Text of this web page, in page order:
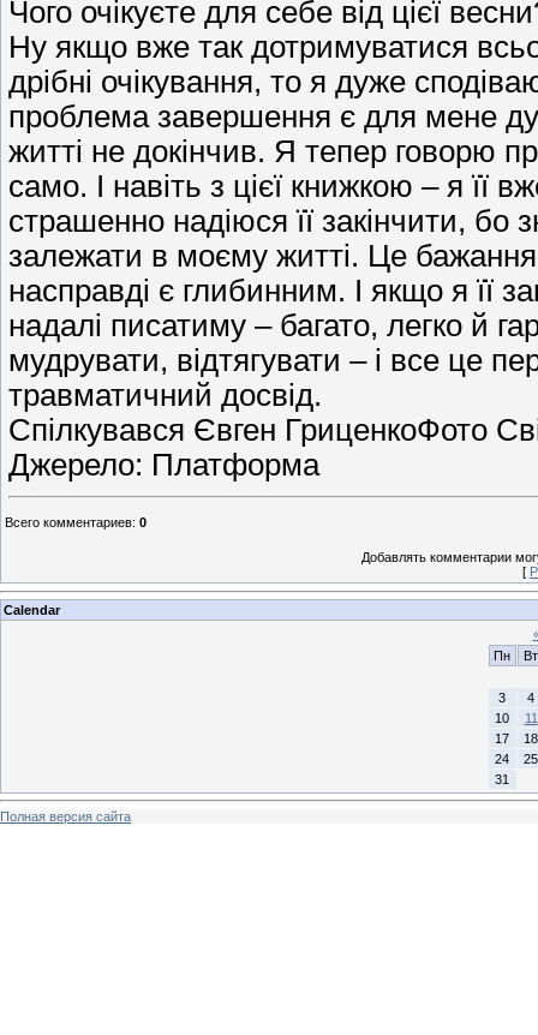
Чого очікуєте для себе від цієї
Ну якщо вже так дотримуватися
дрібні очікування, то я дуже
проблема завершення є для мене
житті не докінчив. Я тепер говорю
само. І навіть з цієї книжкою – я її
страшенно надіюся її закінчити, бо
залежати в моєму житті. Це
насправді є глибинним. І якщо я її
надалі писатиму – багато, легко й
мудрувати, відтягувати – і все це
травматичний досвід.
Спілкувався Євген ГриценкоФото
Джерело: Платформа
Всего комментариев: 0
Добавлять комментарии
[
Calendar
Пн
Вт
3
4
10
11
17
18
24
25
31
Полная версия сайта